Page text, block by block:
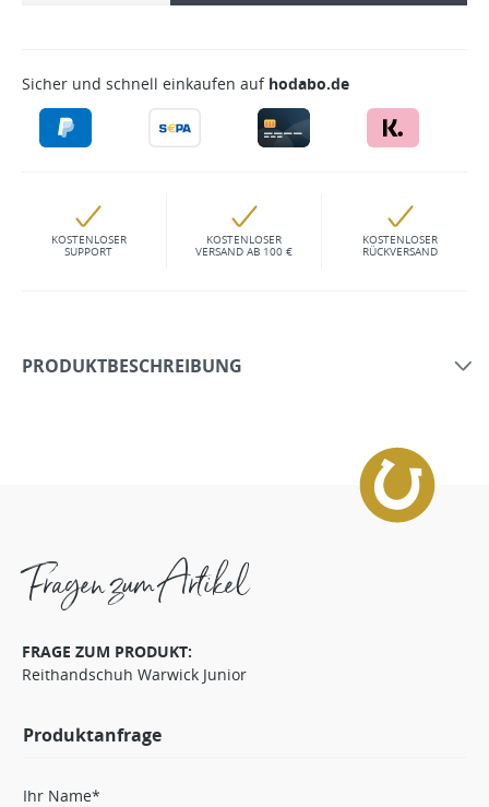
Sicher und schnell einkaufen auf hodabo.de
KOSTENLOSER
SUPPORT
KOSTENLOSER
VERSAND AB 100 €
KOSTENLOSER
RÜCKVERSAND
PRODUKTBESCHREIBUNG
Fragen zum Artikel
FRAGE ZUM PRODUKT:
Reithandschuh Warwick Junior
Produktanfrage
Ihr Name*